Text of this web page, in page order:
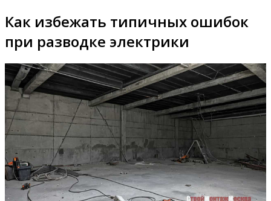
Как избежать типичных ошибок
при разводке электрики